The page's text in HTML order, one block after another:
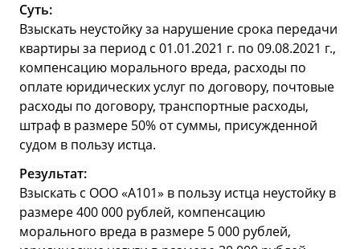
Суть:
Взыскать неустойку за нарушение срока передачи
квартиры за период с 01.01.2021 г. по 09.08.2021 г.,
компенсацию морального вреда, расходы по
оплате юридических услуг по договору, почтовые
расходы по договору, транспортные расходы,
штраф в размере 50% от суммы, присужденной
судом в пользу истца.
Результат:
Взыскать с ООО «А101» в пользу истца неустойку в
размере 400 000 рублей, компенсацию
морального вреда в размере 5 000 рублей,